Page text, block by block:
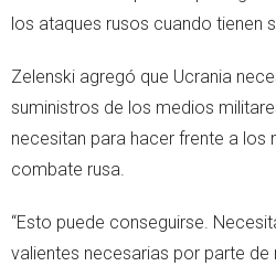
los ataques rusos cuando tienen
Zelenski agregó que Ucrania
suministros de los medios
necesitan para hacer frente a los
combate rusa.
“Esto puede conseguirse.
valientes necesarias por parte